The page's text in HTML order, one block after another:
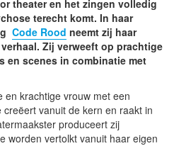
theater en het zingen volledig
terecht komt. In haar
Code Rood neemt zij haar
Zij verweeft op prachtige
en scenes in combinatie met
en krachtige vrouw met een
vanuit de kern en raakt in
produceert zij
worden vertolkt vanuit haar eigen